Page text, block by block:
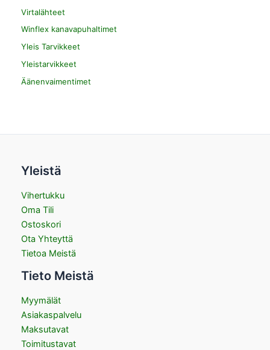
Virtalähteet
Winflex kanavapuhaltimet
Yleis Tarvikkeet
Yleistarvikkeet
Äänenvaimentimet
Yleistä
Vihertukku
Oma Tili
Ostoskori
Ota Yhteyttä
Tietoa Meistä
Tieto Meistä
Myymälät
Asiakaspalvelu
Maksutavat
Toimitustavat